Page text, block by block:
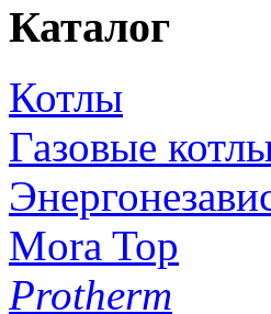
Каталог
Котлы
Газовые
Mora Top
Protherm